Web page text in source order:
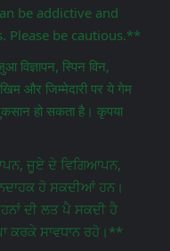
be addictive and
Please be cautious.**
विज्ञापन, स्पिन विन,
और जिम्मेदारी पर ये गेम
हो सकता है। कृपया
ਜੂਏ ਦੇ ਵਿਗਿਆਪਨ,
ਹੋ ਸਕਦੀਆਂ ਹਨ।
ਦੀ ਲਤ ਪੈ ਸਕਦੀ ਹੈ
ਕਰਕੇ ਸਾਵਧਾਨ ਰਹੋ।**